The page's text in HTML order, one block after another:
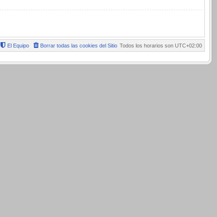
Todos los horarios son UTC+02:00
Borrar todas las cookies del Sitio
El Equipo